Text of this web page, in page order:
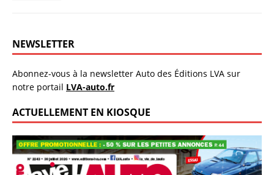
NEWSLETTER
Abonnez-vous à la newsletter Auto des Éditions LVA sur
notre portail LVA-auto.fr
ACTUELLEMENT EN KIOSQUE